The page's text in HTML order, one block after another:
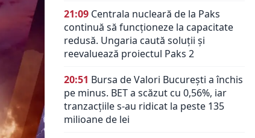
21:09 Centrala nucleară de la Paks
continuă să funcționeze la capacitate
redusă. Ungaria caută soluții și
reevaluează proiectul Paks 2
20:51 Bursa de Valori București a închis
pe minus. BET a scăzut cu 0,56%, iar
tranzacțiile s-au ridicat la peste 135
milioane de lei